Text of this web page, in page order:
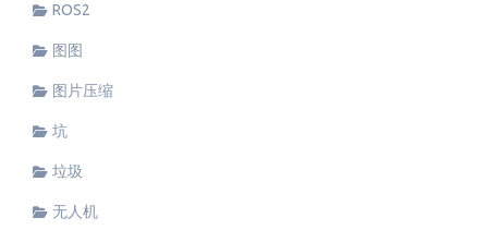
ROS2
图图
图片压缩
坑
垃圾
无人机